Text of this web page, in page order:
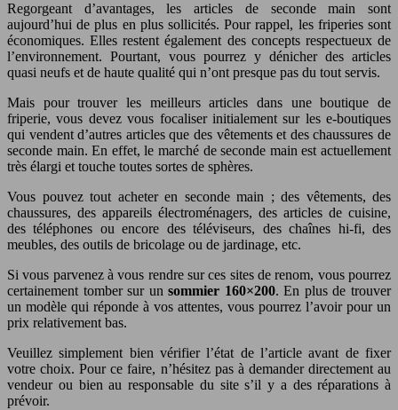
Regorgeant d’avantages, les articles de seconde main sont
aujourd’hui de plus en plus sollicités. Pour rappel, les friperies sont
économiques. Elles restent également des concepts respectueux de
l’environnement. Pourtant, vous pourrez y dénicher des articles
quasi neufs et de haute qualité qui n’ont presque pas du tout servis.
Mais pour trouver les meilleurs articles dans une boutique de
friperie, vous devez vous focaliser initialement sur les e-boutiques
qui vendent d’autres articles que des vêtements et des chaussures de
seconde main. En effet, le marché de seconde main est actuellement
très élargi et touche toutes sortes de sphères.
Vous pouvez tout acheter en seconde main ; des vêtements, des
chaussures, des appareils électroménagers, des articles de cuisine,
des téléphones ou encore des téléviseurs, des chaînes hi-fi, des
meubles, des outils de bricolage ou de jardinage, etc.
Si vous parvenez à vous rendre sur ces sites de renom, vous pourrez
certainement tomber sur unsommier 160×200. En plus de trouver
un modèle qui réponde à vos attentes, vous pourrez l’avoir pour un
prix relativement bas.
Veuillez simplement bien vérifier l’état de l’article avant de fixer
votre choix. Pour ce faire, n’hésitez pas à demander directement au
vendeur ou bien au responsable du site s’il y a des réparations à
prévoir.